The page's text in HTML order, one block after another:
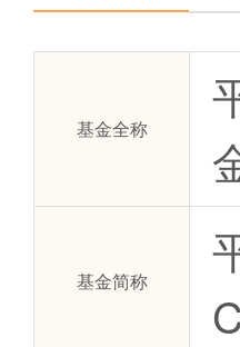
基金全称
基金简称